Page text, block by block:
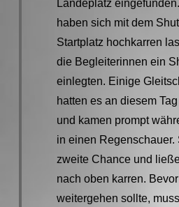
Landeplatz
haben sich mit dem
Startplatz hochkarren
die Begleiterinnen ein
einlegten. Einige
hatten es an diesem
und kamen prompt
in einen Regenschauer.
zweite Chance und
nach oben karren.
weitergehen sollte,